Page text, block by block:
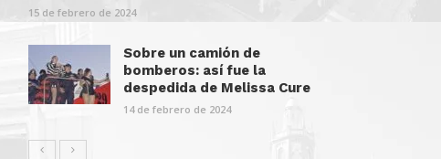
15 de febrero de 2024
Sobre un camión de
bomberos: así fue la
despedida de Melissa Cure
14 de febrero de 2024